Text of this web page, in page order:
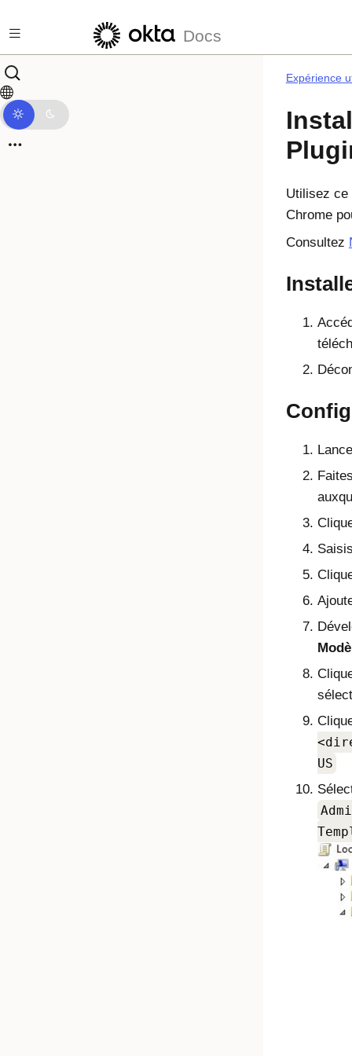
Docs
Expérience
Utilisez ce
Chrome
Consultez
US